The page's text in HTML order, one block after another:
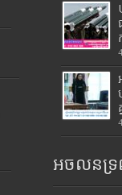
អចលនទ្រ